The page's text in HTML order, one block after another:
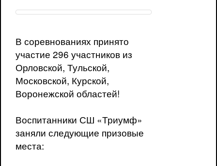
В соревнованиях принято
участие 296 участников из
Орловской, Тульской,
Московской, Курской,
Воронежской областей!
Воспитанники СШ «Триумф»
заняли следующие призовые
места: